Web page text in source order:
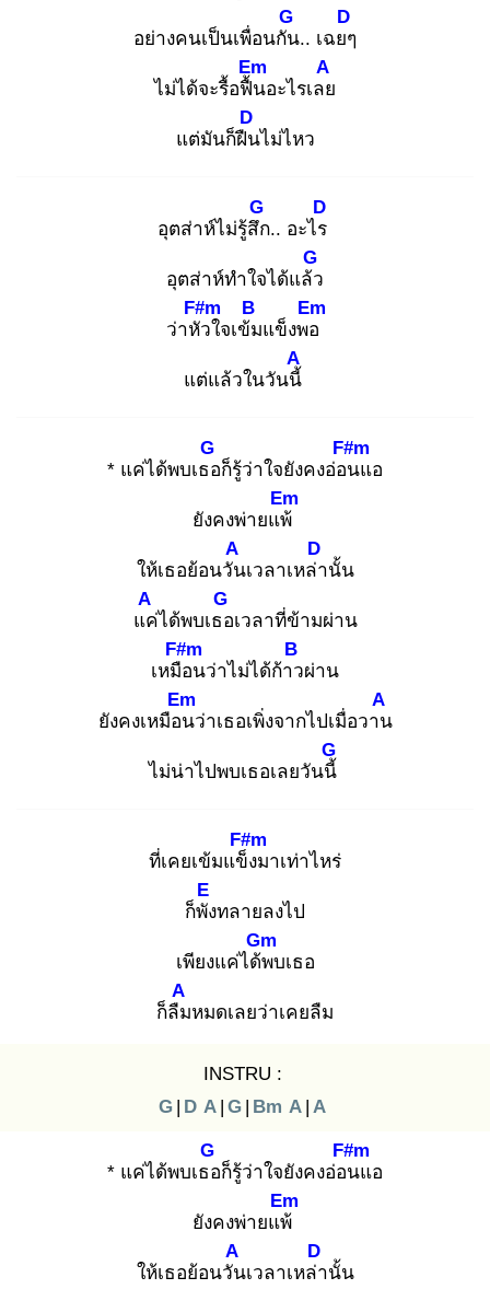
อย่างคนเป็นเพื่อนกัน
G
.. เฉยๆ
D
ไม่ได้จะรื้อฟื้น
Em
อะไรเลย
A
แต่มันก็ฝืน
D
ไม่ไหว
อุตส่าห์ไม่รู้สึก
G
.. อะไร
D
อุตส่าห์ทำใจได้แล้ว
G
ว่าหัว
F#m
ใจเข้ม
B
แข็งพอ
Em
แต่แล้วในวันนี้
A
* แค่ได้พบเธอ
G
ก็รู้ว่าใจยังคงอ่อน
F#m
แอ
ยังคงพ่ายแพ้
Em
ให้เธอย้อนวัน
A
เวลาเหล่า
D
นั้น
แค่
A
ได้พบเธอ
G
เวลาที่ข้ามผ่าน
เหมือ
F#m
นว่าไม่ได้ก้าว
B
ผ่าน
ยังคงเหมือน
Em
ว่าเธอเพิ่งจากไปเมื่อวาน
A
ไม่น่าไปพบเธอเลยวันนี้
G
ที่เคยเข้มแข็ง
F#m
มาเท่าไหร่
ก็พัง
E
ทลายลงไป
เพียงแค่ได้พ
Gm
บเธอ
ก็ลืม
A
หมดเลยว่าเคยลืม
INSTRU :
G | D A | G | Bm A | A
* แค่ได้พบเธอ
G
ก็รู้ว่าใจยังคงอ่อน
F#m
แอ
ยังคงพ่ายแพ้
Em
ให้เธอย้อนวัน
A
เวลาเหล่า
D
นั้น